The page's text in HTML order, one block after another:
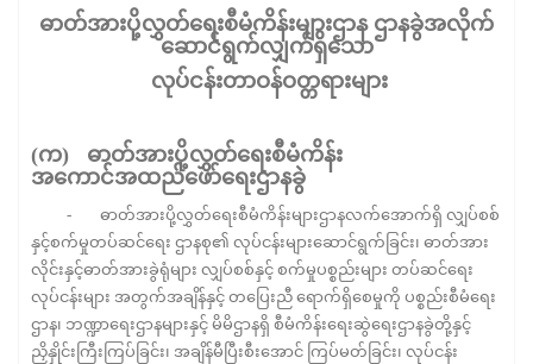
ဓာတ်အားပို့လွှတ်ရေးစီမံကိန်းများဌာန ဌာနခွဲအလိုက်
ဆောင်ရွက်လျှက်ရှိသော
လုပ်ငန်းတာဝန်ဝတ္တရားများ
(က) ဓာတ်အားပို့လွှတ်ရေးစီမံကိန်း
အကောင်အထည်ဖော်ရေးဌာနခွဲ
- ဓာတ်အားပို့လွှတ်ရေးစီမံကိန်းများဌာနလက်အောက်ရှိ လျှပ်စစ်
နှင့်စက်မှုတပ်ဆင်ရေး ဌာနစု၏ လုပ်ငန်းများဆောင်ရွက်ခြင်း၊ ဓာတ်အား
လိုင်းနှင့်ဓာတ်အားခွဲရုံများ လျှပ်စစ်နှင့် စက်မှုပစ္စည်းများ တပ်ဆင်ရေး
လုပ်ငန်းများ အတွက်အချိန်နှင့် တပြေးညီ ရောက်ရှိစေမှုကို ပစ္စည်းစီမံရေး
ဌာန၊ ဘဏ္ဍာရေးဌာနများနှင့် မိမိဌာနရှိ စီမံကိန်းရေးဆွဲရေးဌာနခွဲတို့နှင့်
ညှိနှိုင်းကြီးကြပ်ခြင်း၊ အချိန်မီပြီးစီးအောင် ကြပ်မတ်ခြင်း၊ လုပ်ငန်း